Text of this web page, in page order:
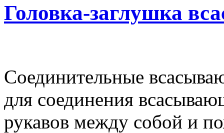
Головка-заглушка
Соединительные
для соединения
рукавов между собой и